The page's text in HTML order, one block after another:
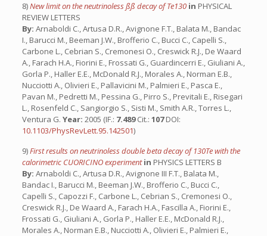
8)New limit on the neutrinoless ßß decay of Te130 in PHYSICAL
REVIEW LETTERS
By: Arnaboldi C., Artusa D.R., Avignone F.T., Balata M., Bandac
I., Barucci M., Beeman J.W., Brofferio C., Bucci C., Capelli S.,
Carbone L., Cebrian S., Cremonesi O., Creswick R.J., De Waard
A., Farach H.A., Fiorini E., Frossati G., Guardincerri E., Giuliani A.,
Gorla P., Haller E.E., McDonald R.J., Morales A., Norman E.B.,
Nucciotti A., Olivieri E., Pallavicini M., Palmieri E., Pasca E.,
Pavan M., Pedretti M., Pessina G., Pirro S., Previtali E., Risegari
L., Rosenfeld C., Sangiorgio S., Sisti M., Smith A.R., Torres L.,
Ventura G. Year: 2005 (IF.: 7.489Cit.: 107DOI:
10.1103/PhysRevLett.95.142501)
9)First results on neutrinoless double beta decay of 130Te with the
calorimetric CUORICINO experimentin PHYSICS LETTERS B
By: Arnaboldi C., Artusa D.R., Avignone III F.T., Balata M.,
Bandac I., Barucci M., Beeman J.W., Brofferio C., Bucci C.,
Capelli S., Capozzi F., Carbone L., Cebrian S., Cremonesi O.,
Creswick R.J., De Waard A., Farach H.A., Fascilla A., Fiorini E.,
Frossati G., Giuliani A., Gorla P., Haller E.E., McDonald R.J.,
Morales A., Norman E.B., Nucciotti A., Olivieri E., Palmieri E.,